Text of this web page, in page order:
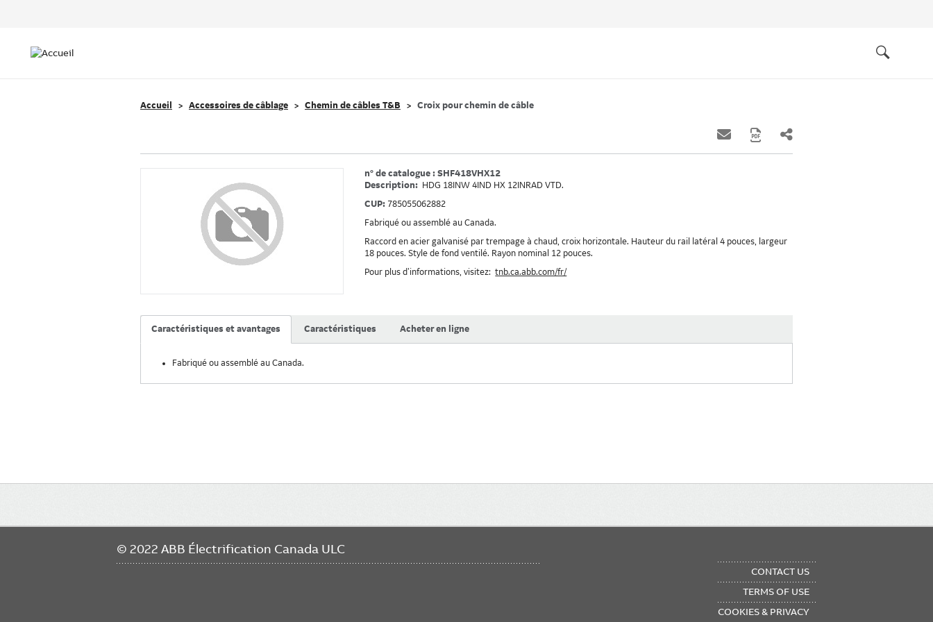
navigation
Accueil Accessoires de câblage Chemin de câbles T&B Croix pour chemin de câble
n° de catalogue : SHF418VHX12
Description: HDG 18INW 4IND HX 12INRAD VTD.
CUP: 785055062882
Fabriqué ou assemblé au Canada.
Raccord en acier galvanisé par trempage à chaud, croix horizontale. Hauteur du rail latéral 4 pouces, largeur
18 pouces. Style de fond ventilé. Rayon nominal 12 pouces.
Pour plus d’informations, visitez:tnb.ca.abb.com/fr/
Caractéristiques et avantages Caractéristiques Acheter en ligne
Fabriqué ou assemblé au Canada.
navigation
© 2022 ABB Électrification Canada ULC
CONTACT US
TERMS OF USE
COOKIES & PRIVACY